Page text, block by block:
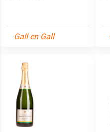
Gall en Gall